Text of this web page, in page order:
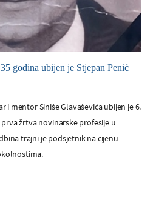
godina ubijen je Stjepan Penić
i mentor Siniše Glavaševića ubijen je 6.
žrtva novinarske profesije u
trajni je podsjetnik na cijenu